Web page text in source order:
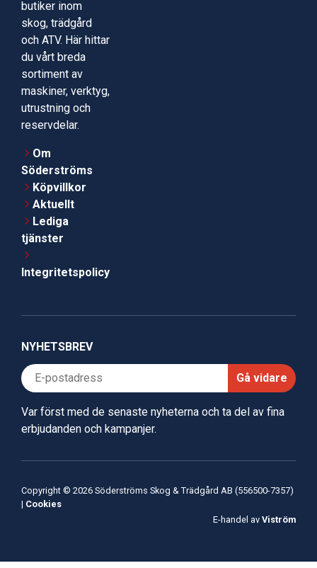
butiker inom
skog, trädgård
och ATV. Här hittar
du vårt breda
sortiment av
maskiner, verktyg,
utrustning och
reservdelar.
Om
Söderströms
Köpvillkor
Aktuellt
Lediga
tjänster
Integritetspolicy
NYHETSBREV
Gå vidare
Var först med de senaste nyheterna och ta del av fina
erbjudanden och kampanjer.
Copyright © 2026 Söderströms Skog & Trädgård AB (556500-7357)
| Cookies
E-handel av Viström